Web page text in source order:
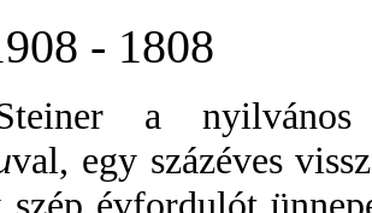
- 1808
a
val, egy százéves